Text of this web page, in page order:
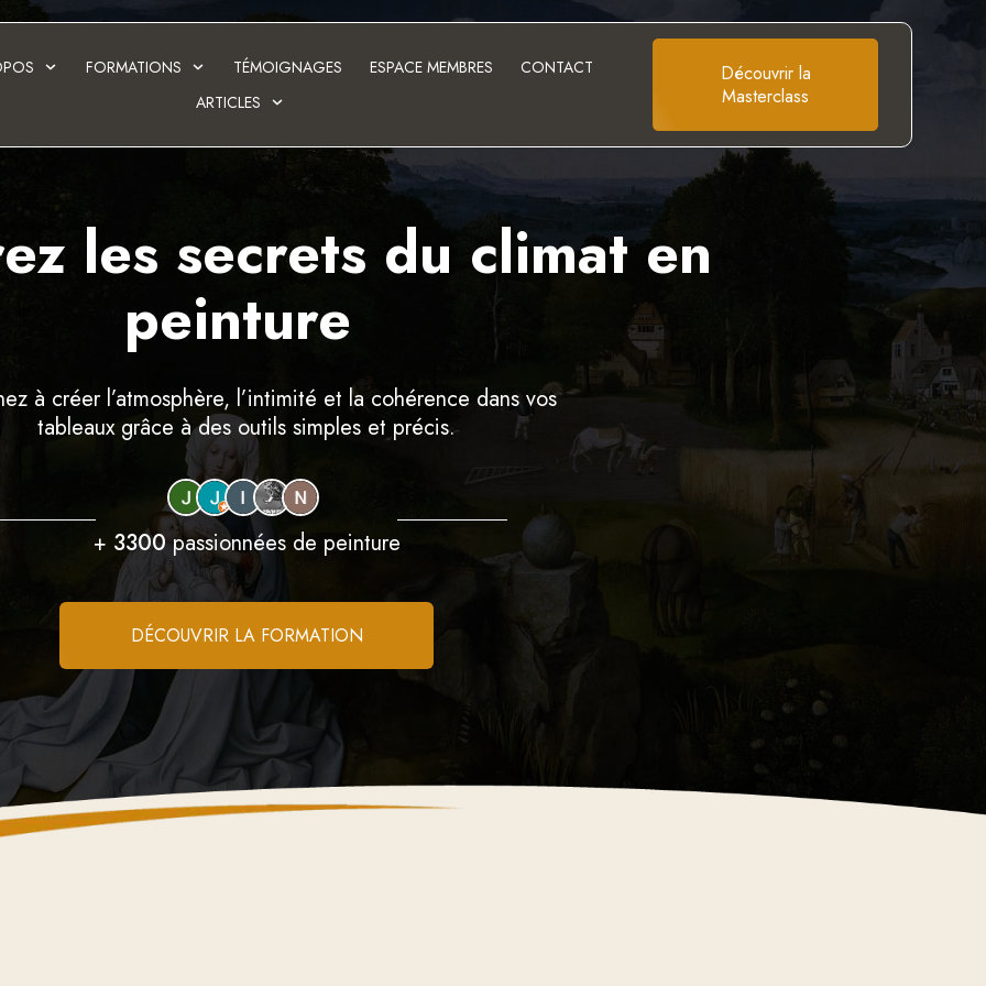
FORMATIONS TÉMOIGNAGES ESPACE MEMBRES
CONTACT
ARTICLES
Découvrir la
Masterclass
les secrets du climat en
peinture
à créer l’atmosphère, l’intimité et la cohérence dans vos
tableaux grâce à des outils simples et précis.
+ 3300passionnées de peinture
DÉCOUVRIR LA FORMATION